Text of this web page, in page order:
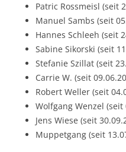
Patric Rossmeisl (seit
Manuel Sambs (seit
Hannes Schleeh (seit
Sabine Sikorski (seit
Stefanie Szillat (seit
Carrie W. (seit
Robert Weller (seit
Wolfgang Wenzel (seit
Jens Wiese (seit
Muppetgang (seit